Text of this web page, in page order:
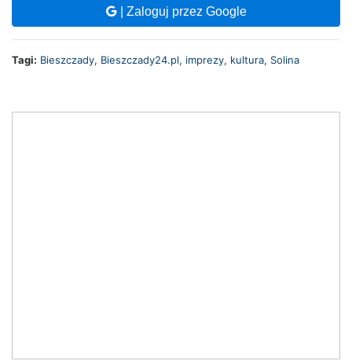
| Zaloguj przez Google
Tagi: Bieszczady, Bieszczady24.pl, imprezy, kultura, Solina